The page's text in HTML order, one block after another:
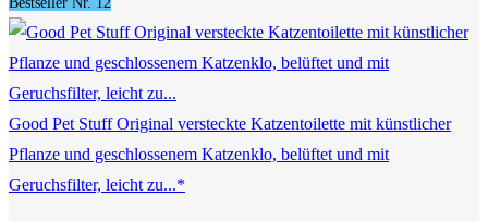
Good Pet Stuff Original versteckte Katzentoilette mit künstlicher
Pflanze und geschlossenem Katzenklo, belüftet und mit
Geruchsfilter, leicht zu...*